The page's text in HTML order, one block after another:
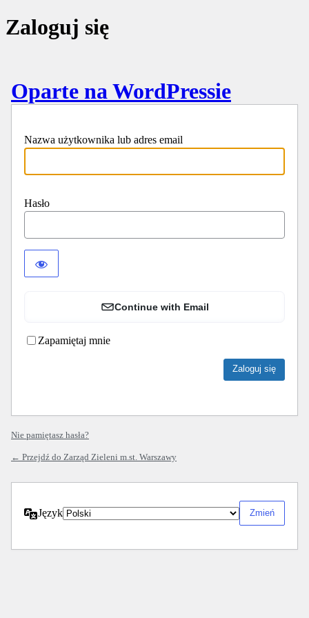
Zaloguj się
Oparte na WordPressie
Nazwa użytkownika lub adres email
Hasło
Continue with Email
Zapamiętaj mnie
Nie pamiętasz hasła?
← Przejdź do Zarząd Zieleni m.st. Warszawy
Język